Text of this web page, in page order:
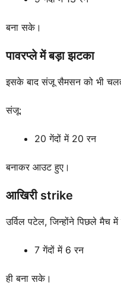
बना सके।
पावरप्ले में बड़ा झटका
इसके बाद संजू सैमसन को भी
संजू:
20 गेंदों में 20 रन
बनाकर आउट हुए।
आखिरी strike
उर्विल पटेल, जिन्होंने पिछले मैच
7 गेंदों में 6 रन
ही बना सके।